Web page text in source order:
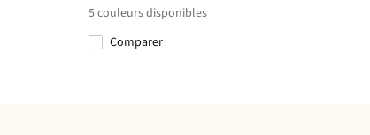
5couleurs disponibles
Comparer